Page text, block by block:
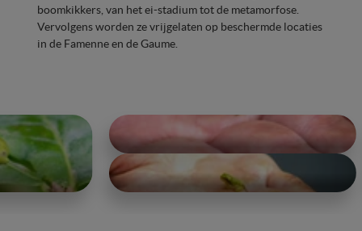
boomkikkers, van het ei-stadium tot de metamorfose.
Vervolgens worden ze vrijgelaten op beschermde locaties
in de Famenne en de Gaume.